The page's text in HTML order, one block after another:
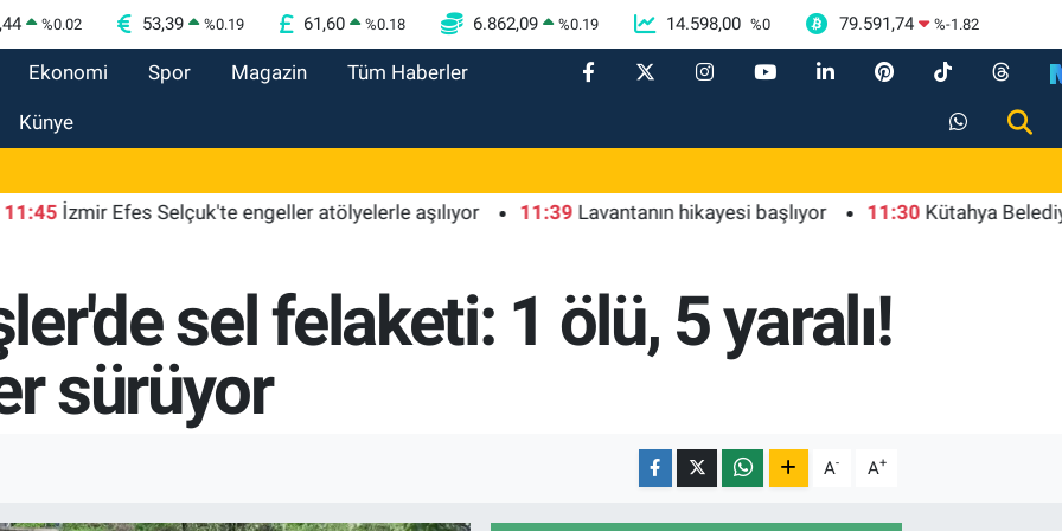
%0.02 53,39 %0.19 61,60 %0.18 6.862,09 %0.19 14.598,00 %0 79.591,74 %-1.82
Ekonomi Spor Magazin Tüm Haberler
Künye
İzmir Efes Selçuk'te engeller atölyelerle aşılıyor 11:39 Lavantanın hikayesi başlıyor 11:30 Kütahya
sel felaketi: 1 ölü, 5 yaralı!
sürüyor
A- A+